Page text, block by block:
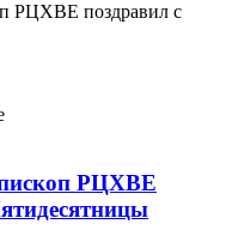
РЦХВЕ поздравил с
РЦХВЕ